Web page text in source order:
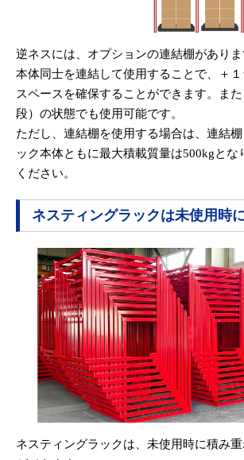
逆ネスには、オプションの連結棚がありま
本体同士を連結して使用することで、＋
スペースを確保することができます。ま
段）の状態でも使用可能です。
ただし、連結棚を使用する場合は、連結
ック本体ともに最大積載質量は500kgとな
ください。
ネスティングラックは未使用時
ネスティングラックは、未使用時に積み